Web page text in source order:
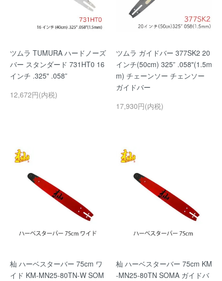
ツムラ TUMURA ハードノーズ
バー スタンダード 731HT0 16
インチ .325" .058”
12,672円(内税)
ツムラ ガイドバー 377SK2 20
インチ(50cm) 325” .058"(1.5m
m) チェーンソー チェンソー
ガイドバー
17,930円(内税)
杣 ハーベスターバー 75cm ワ
イド KM-MN25-80TN-W SOM
杣 ハーベスターバー 75cm KM
-MN25-80TN SOMA ガイドバ